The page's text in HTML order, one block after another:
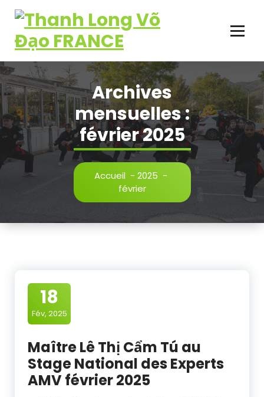
contenu
Archives
mensuelles :
février 2025
Accueil - 2025 -
février
18
Fév, 2025
Maître Lê Thị Cẩm Tú au
Stage National des Experts
AMV février 2025